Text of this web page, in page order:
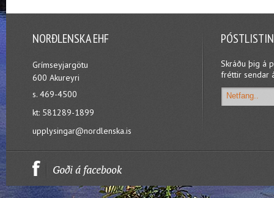
NORÐLENSKA EHF
Grímseyjargötu
600 Akureyri
s. 469-4500
kt: 581289-1899
upplysingar@nordlenska.is
Skráðu þig á
fréttir sendar